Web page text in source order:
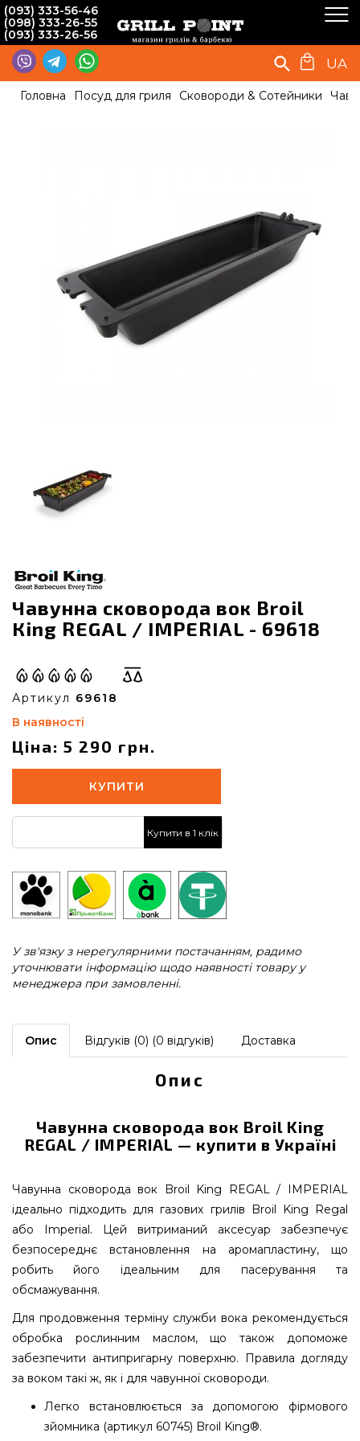
(093) 333-56-46
(098) 333-26-55
(093) 333-26-56
UA
Головна Посуд для гриля Сковороди & Сотейники
Чавунна сковорода вок Broil
Кing REGAL / IMPERIAL - 69618
Артикул 69618
В наявності
Ціна: 5 290 грн.
КУПИТИ
Купити в 1 клік
У зв'язку з нерегулярними постачанням, радимо
уточнювати інформацію щодо наявності товару у
менеджера при замовленні.
Опис Відгуків (0) (0 відгуків) Доставка
Опис
Чавунна сковорода вок Broil King
REGAL / IMPERIAL — купити в Україні
Чавунна сковорода вок Broil King REGAL / IMPERIAL
ідеально підходить для газових грилів Broil King Regal
або Imperial. Цей витриманий аксесуар забезпечує
безпосереднє встановлення на аромапластину, що
робить його ідеальним для пасерування та
обсмажування.
Для продовження терміну служби вока рекомендується
обробка рослинним маслом, що також допоможе
забезпечити антипригарну поверхню. Правила догляду
за воком такі ж, як і для чавунної сковороди.
Легко встановлюється за допомогою фірмового
зйомника (артикул 60745) Broil King®.